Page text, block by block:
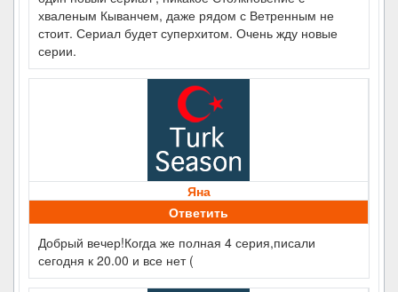
хваленым Кыванчем, даже рядом с Ветренным не
стоит. Сериал будет суперхитом. Очень жду новые
серии.
Яна
Ответить
Добрый вечер!Когда же полная 4 серия,писали
сегодня к 20.00 и все нет (